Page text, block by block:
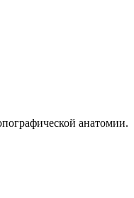
анатомии.